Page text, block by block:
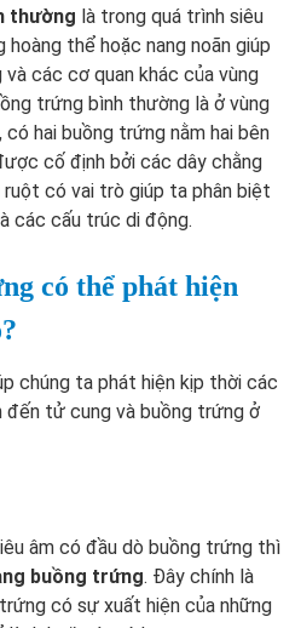
thường là trong quá trình siêu
thể hoặc nang noãn giúp
các cơ quan khác của vùng
trứng bình thường là ở vùng
hai buồng trứng nằm hai bên
cố định bởi các dây chằng
có vai trò giúp ta phân biệt
các cấu trúc di động.
có thể phát hiện
chúng ta phát hiện kịp thời các
đến tử cung và buồng trứng ở
âm có đầu dò buồng trứng thì
buồng trứng. Đây chính là
có sự xuất hiện của những